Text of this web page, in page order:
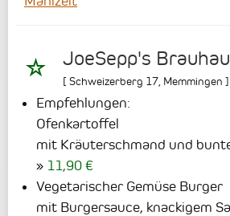
JoeSepp's
[ Schweizerberg 17 Memmingen ]
Empfehlungen:
Ofenkartoffel
mit Kräuterschmand und
11,90 €
Vegetarischer Gemüse Burger
mit Burgersauce, knackigem